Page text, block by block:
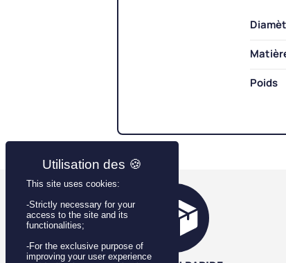
Poids
This site uses cookies:
-Strictly necessary for your
access to the site and its
functionalities;
-For the exclusive purpose of
improving your user experience